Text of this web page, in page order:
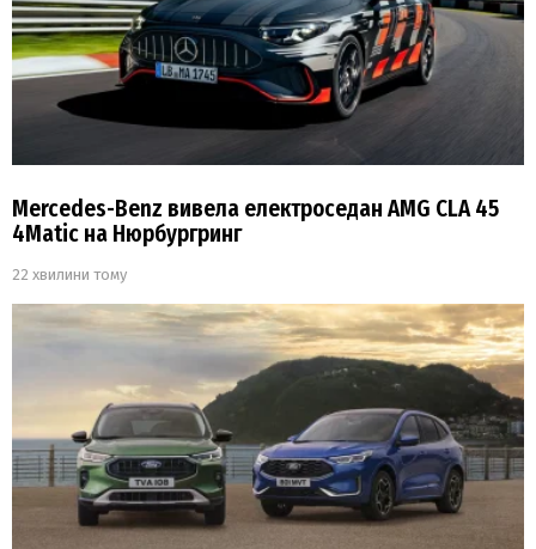
Mercedes-Benz вивела електроседан AMG CLA 45
4Matic на Нюрбургринг
22 хвилини тому